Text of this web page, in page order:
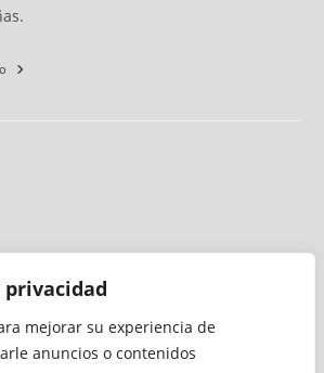
mejorar su experiencia de
anuncios o contenidos
auditado por